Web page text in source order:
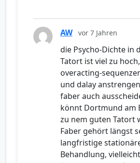
AW vor 7 Jahren
die Psycho-Dichte in
Tatort ist viel zu
overacting-
und dalay
faber auch
könnt Dortmund am
zu nem guten Tatort
Faber gehört längst
langfristige
Behandlung,